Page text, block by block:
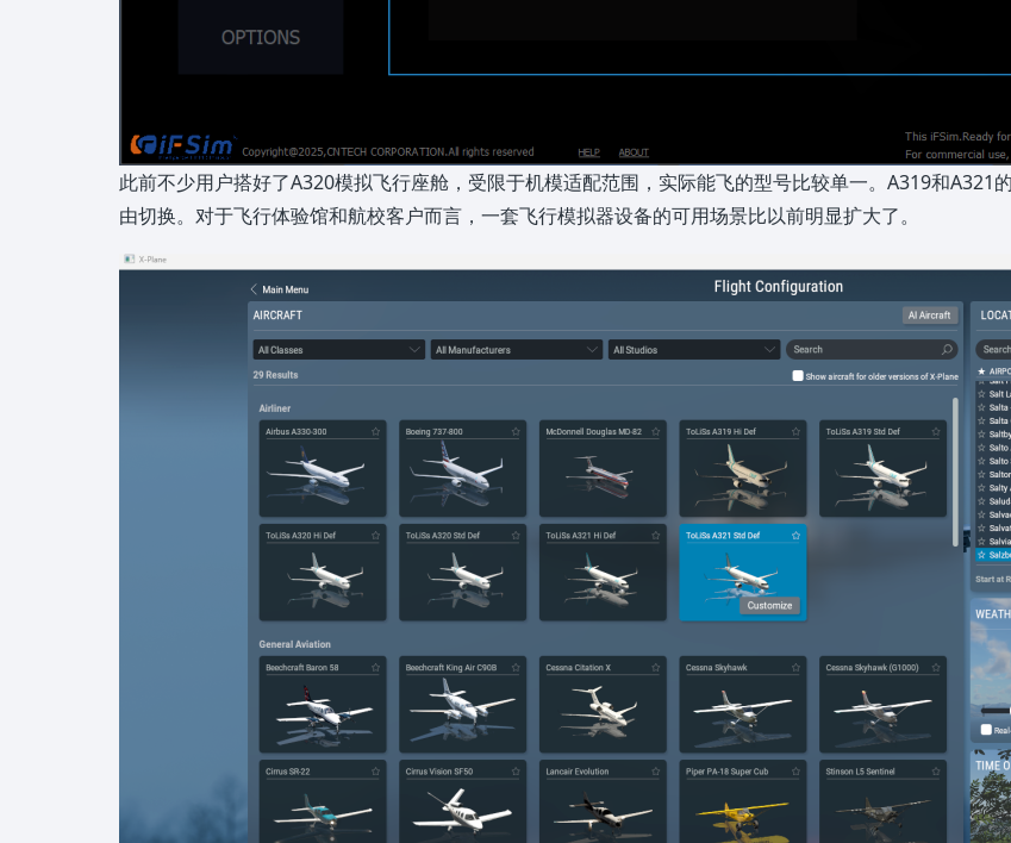
此前不少用户搭好了A320模拟飞行座舱，受限于机模适配范围，实际能飞的型号比较单一。A319和A321
由切换。对于飞行体验馆和航校客户而言，一套飞行模拟器设备的可用场景比以前明显扩大了。